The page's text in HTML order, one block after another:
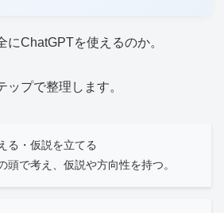
にChatGPTを使えるのか。
ップで整理します。
る・仮説を立てる
頭で考え、仮説や方向性を持つ。